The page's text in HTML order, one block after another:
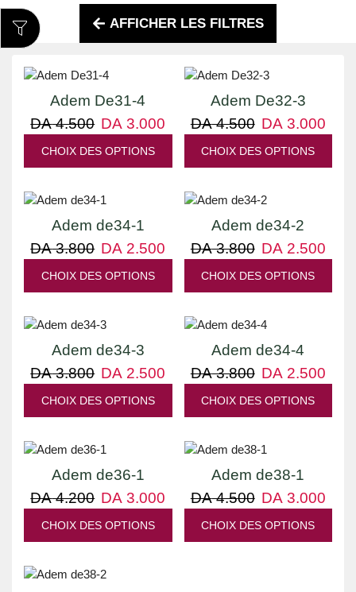
AFFICHER LES FILTRES
Adem De31-4
DA4.500 DA 3.000
CHOIX DES OPTIONS
Adem De32-3
DA4.500 DA 3.000
CHOIX DES OPTIONS
Adem de34-1
DA3.800 DA 2.500
CHOIX DES OPTIONS
Adem de34-2
DA3.800 DA 2.500
CHOIX DES OPTIONS
Adem de34-3
DA3.800 DA 2.500
CHOIX DES OPTIONS
Adem de34-4
DA3.800 DA 2.500
CHOIX DES OPTIONS
Adem de36-1
DA4.200 DA 3.000
CHOIX DES OPTIONS
Adem de38-1
DA4.500 DA3.000
CHOIX DES OPTIONS